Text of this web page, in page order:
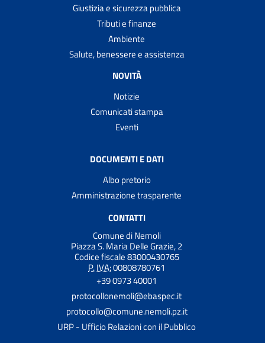
Giustizia e sicurezza pubblica
Tributi e finanze
Ambiente
Salute, benessere e assistenza
NOVITÀ
Notizie
Comunicati stampa
Eventi
DOCUMENTI E DATI
Albo pretorio
Amministrazione trasparente
CONTATTI
Comune di Nemoli
Piazza S. Maria Delle Grazie, 2
Codice fiscale 83000430765
P. IVA:00808780761
+39 0973 40001
protocollonemoli@ebaspec.it
protocollo@comune.nemoli.pz.it
URP - Ufficio Relazioni con il Pubblico